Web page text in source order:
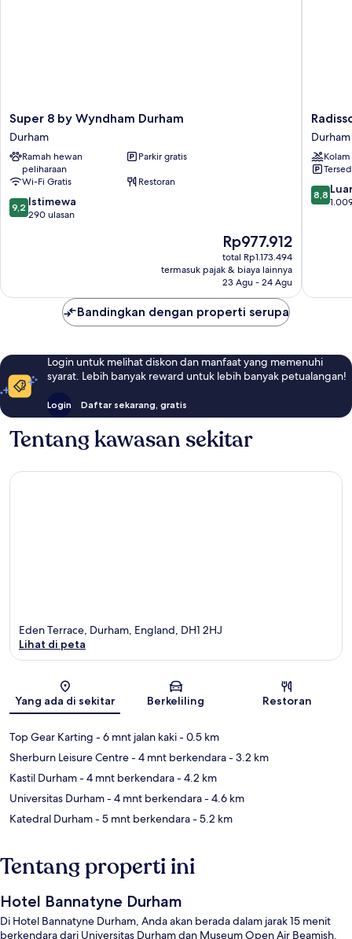
Super
8
by
Wyndham
Durham
Durham
Super 8 by Wyndham Durham
Durham
Ramah hewan
peliharaan
Parkir gratis
Wi-Fi Gratis
Restoran
9.2
dari
9,2 Istimewa
290 ulasan
Harga
sekarang
Rp977.912
Rp977.912
total Rp1.173.494
termasuk pajak & biaya lainnya
23 Agu - 24 Agu
BLU
Hotel
Durham
Durham
Durham
8.8
dari
8,8
Bandingkan dengan properti serupa
Login untuk melihat diskon dan manfaat yang memenuhi
syarat. Lebih banyak reward untuk lebih banyak petualangan!
Login Daftar sekarang, gratis
Tentang kawasan sekitar
Peta
Eden Terrace, Durham, England, DH1 2HJ
Lihat di peta
Yang ada di sekitar Berkeliling Restoran
Top Gear Karting - 6 mnt jalan kaki- 0.5 km
Sherburn Leisure Centre- 4 mnt berkendara- 3.2 km
Kastil Durham- 4 mnt berkendara- 4.2 km
Universitas Durham- 4 mnt berkendara- 4.6 km
Katedral Durham- 5 mnt berkendara- 5.2 km
Tentang properti ini
Hotel Bannatyne Durham
Di Hotel Bannatyne Durham, Anda akan berada dalam jarak 15 menit
berkendara dari Universitas Durham dan Museum Open Air Beamish.